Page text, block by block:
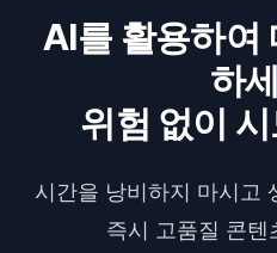
AI를 활용하여
하
위험 없이
시간을 낭비하지 마시고
즉시 고품질 콘텐